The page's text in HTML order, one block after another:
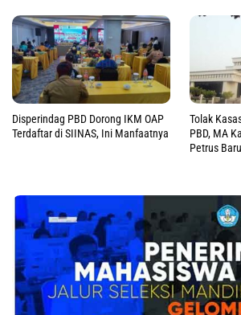
Disperindag PBD Dorong IKM OAP
Terdaftar di SIINAS, Ini Manfaatnya
Tolak
PBD, MA
Petrus Baru